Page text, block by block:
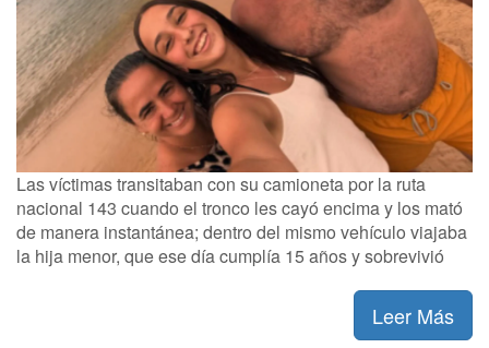
Las víctimas transitaban con su camioneta por la ruta
nacional 143 cuando el tronco les cayó encima y los mató
de manera instantánea; dentro del mismo vehículo viajaba
la hija menor, que ese día cumplía 15 años y sobrevivió
Leer Más